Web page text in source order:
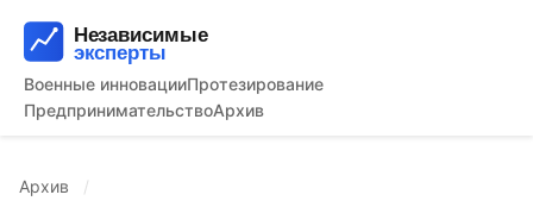
Военные инновацииПротезирование
ПредпринимательствоАрхив
Архив